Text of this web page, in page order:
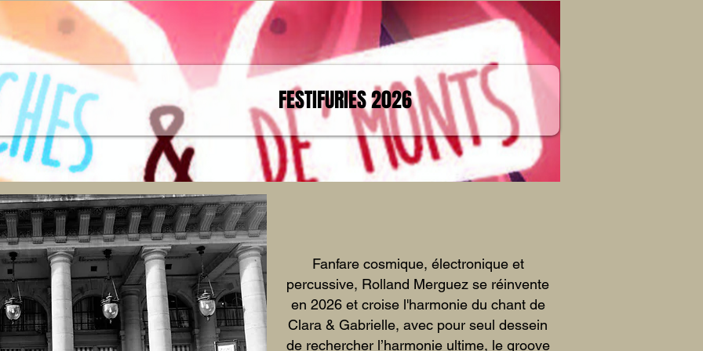
FESTIFURIES 2026
Fanfare cosmique, électronique et
percussive, Rolland Merguez se réinvente
en 2026 et croise l'harmonie du chant de
Clara & Gabrielle, avec pour seul dessein
de rechercher l’harmonie ultime, le groove